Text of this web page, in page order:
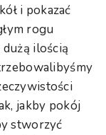
i pokazać
rogu
ilością
jakby pokój
stworzyć